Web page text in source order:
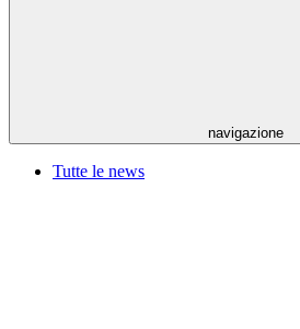
navigazione
Tutte le news